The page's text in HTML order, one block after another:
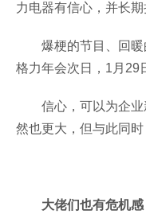
力电器有信心，并长期
爆梗的节目、回
格力年会次日，1月29
信心，可以为企
然也更大，但与此同时
大佬们也有危机感